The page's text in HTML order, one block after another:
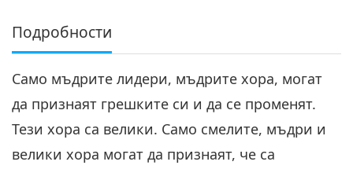
26:40
Между Учителя и учениците 2021-09-23 7151 Преглед
Защо страдат добрите хора в
този свят?, част 5 от 6
Подробности
Само мъдрите лидери, мъдрите хора, могат
да признаят грешките си и да се променят.
Тези хора са велики. Само смелите, мъдри и
велики хора могат да признаят, че са